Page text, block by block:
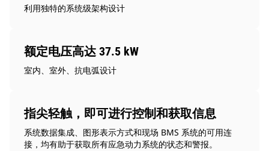
利用独特的系统级架构设计
额定电压高达 37.5 kW
室内、室外、抗电弧设计
指尖轻触，即可进行控制和获取信息
系统数据集成、图形表示方式和现场 BMS 系统的可用连
接，均有助于获取所有应急动力系统的状态和警报。